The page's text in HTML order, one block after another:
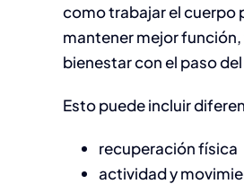
como trabajar el cuerpo
mantener mejor
bienestar con el paso
Esto puede incluir
recuperación física
actividad y